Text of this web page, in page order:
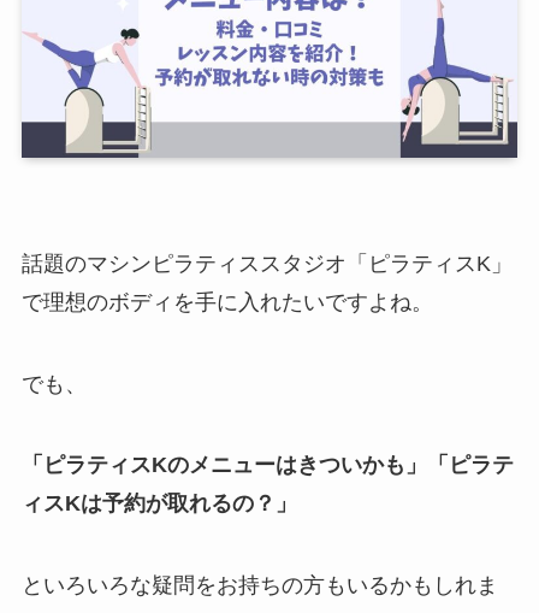
話題のマシンピラティススタジオ「ピラティスK」
で理想のボディを手に入れたいですよね。
でも、
「ピラティスKのメニューはきついかも」「ピラテ
ィスKは予約が取れるの？」
といろいろな疑問をお持ちの方もいるかもしれま